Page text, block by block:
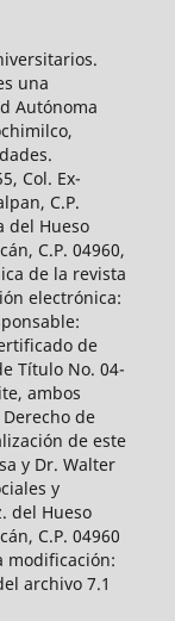
una
Autónoma
Col. Ex-
C.P.
del Hueso
C.P. 04960,
de la revista
electrónica:
de
Título No. 04-
ambos
de
de este
y Dr. Walter
y
del Hueso
C.P. 04960
modificación:
archivo 7.1